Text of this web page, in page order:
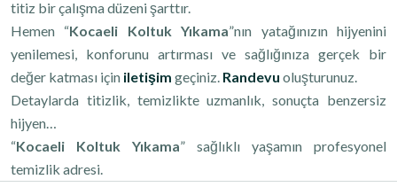
titiz bir çalışma düzeni şarttır.
Hemen “Kocaeli Koltuk Yıkama”nın yatağınızın hijyenini
yenilemesi, konforunu artırması ve sağlığınıza gerçek bir
değer katması için iletişim geçiniz. Randevu oluşturunuz.
Detaylarda titizlik, temizlikte uzmanlık, sonuçta benzersiz
hijyen…
“Kocaeli Koltuk Yıkama”
sağlıklı yaşamın profesyonel
temizlik adresi.